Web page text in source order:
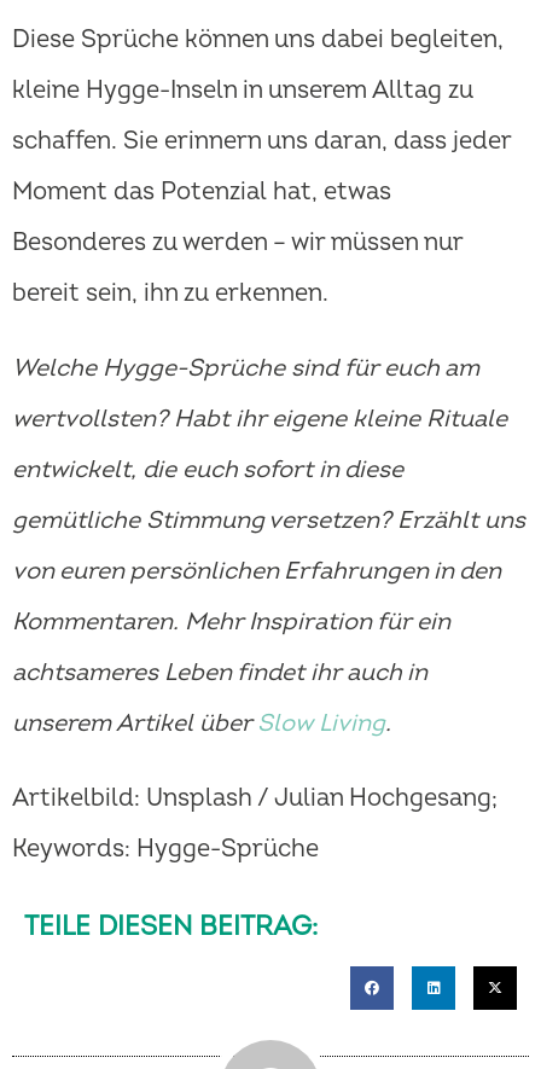
Diese Sprüche können uns dabei begleiten,
kleine Hygge-Inseln in unserem Alltag zu
schaffen. Sie erinnern uns daran, dass jeder
Moment das Potenzial hat, etwas
Besonderes zu werden – wir müssen nur
bereit sein, ihn zu erkennen.
Welche Hygge-Sprüche sind für euch am
wertvollsten? Habt ihr eigene kleine Rituale
entwickelt, die euch sofort in diese
gemütliche Stimmung versetzen? Erzählt uns
von euren persönlichen Erfahrungen in den
Kommentaren. Mehr Inspiration für ein
achtsameres Leben findet ihr auch in
unserem Artikel überSlow Living.
Artikelbild: Unsplash / Julian Hochgesang;
Keywords: Hygge-Sprüche
TEILE DIESEN BEITRAG: